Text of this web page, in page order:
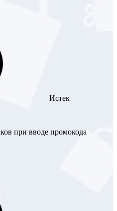
Истек
при вводе промокода